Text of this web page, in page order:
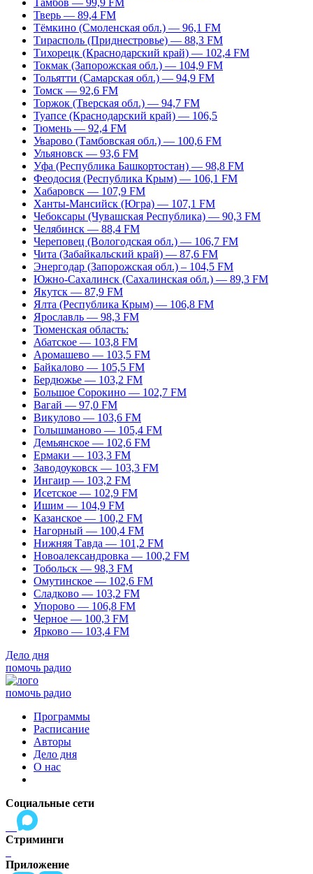
Тамбов — 99,9 FM
Тверь — 89,4 FM
Тёмкино (Смоленская обл.) — 96,1 FM
Тирасполь (Приднестровье) — 88,3 FM
Тихорецк (Краснодарский край) — 102,4 FM
Токмак (Запорожская обл.) — 104,9 FM
Тольятти (Самарская обл.) — 94,9 FM
Томск — 92,6 FM
Торжок (Тверская обл.) — 94,7 FM
Туапсе (Краснодарский край) — 106,5
Тюмень — 92,4 FM
Уварово (Тамбовская обл.) — 100,6 FM
Ульяновск — 93,6 FM
Уфа (Республика Башкортостан) — 98,8 FM
Феодосия (Республика Крым) — 106,1 FM
Хабаровск — 107,9 FM
Ханты-Мансийск (Югра) — 107,1 FM
Чебоксары (Чувашская Республика) — 90,3 FM
Челябинск — 88,4 FM
Череповец (Вологодская обл.) — 106,7 FM
Чита (Забайкальский край) — 87,6 FM
Энергодар (Запорожская обл.) – 104,5 FM
Южно-Сахалинск (Сахалинская обл.) — 89,3 FM
Якутск — 87,9 FM
Ялта (Республика Крым) — 106,8 FM
Ярославль — 98,3 FM
Тюменская область:
Абатское — 103,8 FM
Аромашево — 103,5 FM
Байкалово — 105,5 FM
Бердюжье — 103,2 FM
Большое Сорокино — 102,7 FM
Вагай — 97,0 FM
Викулово — 103,6 FM
Голышманово — 105,4 FM
Демьянское — 102,6 FM
Ермаки — 103,3 FM
Заводоуковск — 103,3 FM
Ингаир — 103,2 FM
Исетское — 102,9 FM
Ишим — 104,9 FM
Казанское — 100,2 FM
Нагорный — 100,4 FM
Нижняя Тавда — 101,2 FM
Новоалександровка — 100,2 FM
Тобольск — 98,3 FM
Омутинское — 102,6 FM
Сладково — 103,2 FM
Упорово — 106,8 FM
Черное — 100,3 FM
Ярково — 103,4 FM
Дело дня
помочь радио
помочь радио
Программы
Расписание
Авторы
Дело дня
О нас
Социальные сети
Стриминги
Приложение